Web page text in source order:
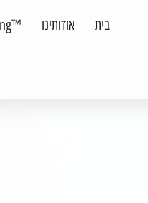
בית אודותינו ™MentoRing לארגונים